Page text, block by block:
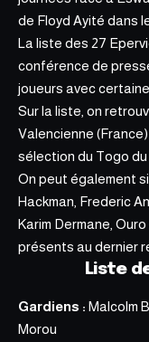
de Floyd Ayité dans
La liste des 27
conférence de
joueurs avec
Sur la liste, on
Valencienne
sélection du Togo du
On peut également
Hackman, Frederic
Karim Dermane,
présents au dernier
Liste
Gardiens : Malcolm
Morou